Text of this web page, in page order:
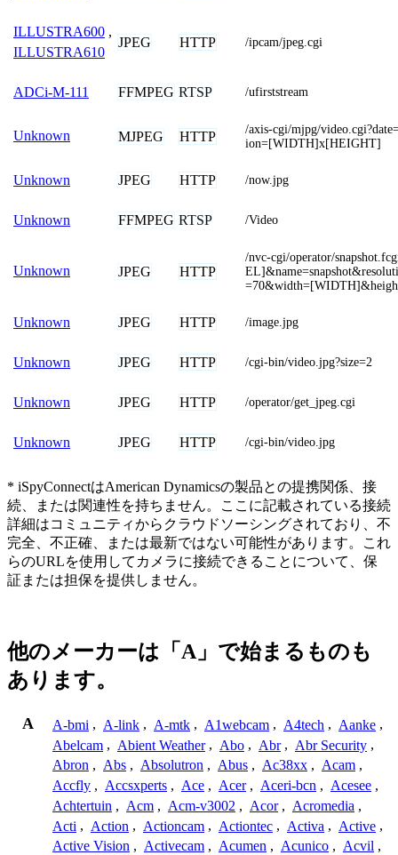
ILLUSTRA600 ,
ILLUSTRA610
JPEG HTTP /ipcam/jpeg.cgi
ADCi-M-111 FFMPEG RTSP /ufirststream
Unknown MJPEG HTTP
/axis-cgi/mjpg/
ion=[WIDTH]x[HEIGHT]
Unknown JPEG HTTP /now.jpg
Unknown FFMPEG RTSP /Video
Unknown JPEG HTTP
/nvc-cgi/operator/
Unknown JPEG HTTP /image.jpg
Unknown JPEG HTTP /cgi-bin/video.jpg?size=2
Unknown JPEG HTTP /operator/get_jpeg.cgi
Unknown JPEG HTTP /cgi-bin/video.jpg
* iSpyConnectはAmerican Dynamicsの製品との提携関係、接
続、または関連性を持ちません。ここに記載されている接続
詳細はコミュニティからクラウドソーシングされており、不
完全、不正確、または最新ではない可能性があります。これ
らのURLを使用してカメラに接続できることについて、保
証または担保を提供しません。
他のメーカーは「A」で始まるものも
あります。
A A-bmi , A-link , A-mtk , A1webcam , A4tech , Aanke ,
Abelcam , Abient Weather , Abo , Abr , Abr Security ,
Abron , Abs , Absolutron , Abus , Ac38xx , Acam ,
Accfly , Accsxperts , Ace , Acer , Aceri-bcn , Acesee ,
Achtertuin , Acm , Acm-v3002 , Acor , Acromedia ,
Acti , Action , Actioncam , Actiontec , Activa , Active ,
Active Vision , Activecam , Acumen , Acunico , Acvil ,